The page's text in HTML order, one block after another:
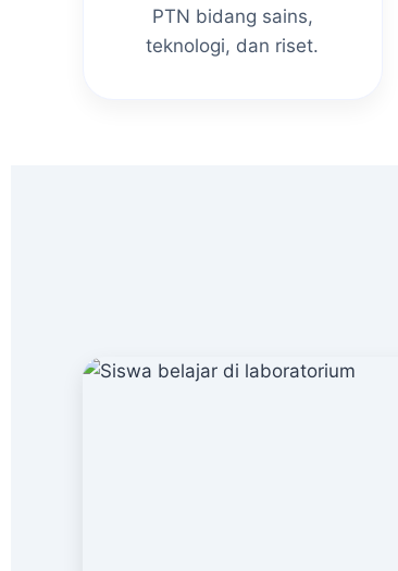
PTN bidang sains,
teknologi, dan riset.